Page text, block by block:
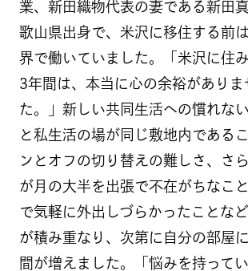
業、新田織物代表の妻である新田
歌山県出身で、米沢に移住する前
界で働いていました。「米沢に住
3年間は、本当に心の余裕がありま
た。」新しい共同生活への慣れな
と私生活の場が同じ敷地内である
ンとオフの切り替えの難しさ、さ
が月の大半を出張で不在がちなこ
で気軽に外出しづらかったことな
が積み重なり、次第に自分の部屋
間が増えました。「悩みを持って